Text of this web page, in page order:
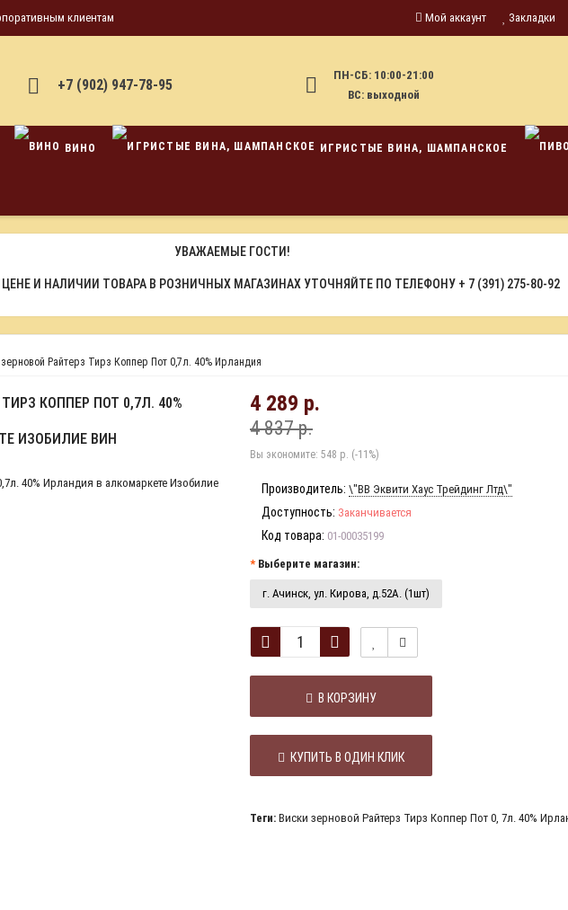
клиентам Мой аккаунт Закладки
+7 (902) 947-78-95
ПН-СБ: 10:00-21:00
ВС: выходной
ВИНО ИГРИСТЫЕ ВИНА, ШАМПАНСКОЕ
УВАЖАЕМЫЕ ГОСТИ!
И НАЛИЧИИ ТОВАРА В РОЗНИЧНЫХ МАГАЗИНАХ УТОЧНЯЙТЕ ПО ТЕЛЕФОНУ + 7 (391) 275-80-92
Райтерз Тирз Коппер Пот 0,7л. 40% Ирландия
КОППЕР ПОТ 0,7Л. 40%
ИЗОБИЛИЕ ВИН
4 289 р.
4 837 р.
Вы экономите: 548 р. (-11%)
Производитель: \"ВВ Эквити Хаус Трейдинг Лтд\"
Доступность: Заканчивается
Код товара: 01-00035199
Выберите магазин:
г. Ачинск, ул. Кирова, д.52А. (1шт)
В КОРЗИНУ
КУПИТЬ В ОДИН КЛИК
Теги: Виски зерновой Райтерз Тирз Коппер Пот 0, 7л. 40%